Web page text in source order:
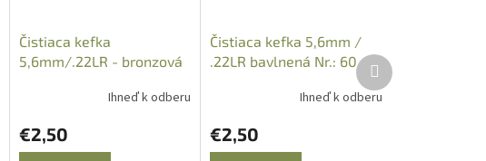
Čistiaca kefka
5,6mm/.22LR - bronzová
Ihneď k odberu
€2,50
Čistiaca kefka 5,6mm /
.22LR bavlnená Nr.: 60
Ihneď k odberu
€2,50
Ďalší
produkt